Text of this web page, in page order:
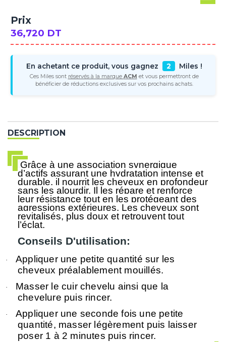
Prix
36,720 DT
En achetant ce produit, vous gagnez 2 Miles !
Ces Miles sont réservés à la marque ACM et vous permettront de
bénéficier de réductions exclusives sur vos prochains achats.
DESCRIPTION
Grâce à une association synergique
d’actifs assurant une hydratation intense et
durable, il nourrit les cheveux en profondeur
sans les alourdir. Il les répare et renforce
leur résistance tout en les protégeant des
agressions extérieures. Les cheveux sont
revitalisés, plus doux et retrouvent tout
l’éclat.
Conseils D'utilisation:
·
Appliquer une petite quantité sur les
cheveux préalablement mouillés.
·
Masser le cuir chevelu ainsi que la
chevelure puis rincer.
·
Appliquer une seconde fois une petite
quantité, masser légèrement puis laisser
poser 1 à 2 minutes puis rincer.